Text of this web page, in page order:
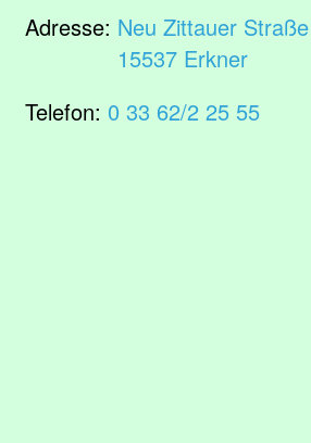
Adresse: Neu Zittauer
15537 Erkner
Telefon: 0 33 62/2 25 55